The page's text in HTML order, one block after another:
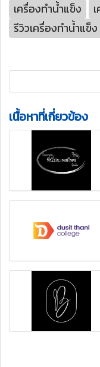
เครื่องทำน้ำแข็ง
รีวิวเครื่องทำน้ำแข็ง
เนื้อหาที่เกี่ยวข้อง